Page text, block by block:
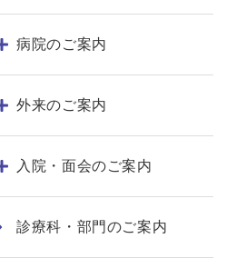
病院のご案内
外来のご案内
入院・面会のご案内
診療科・部門のご案内